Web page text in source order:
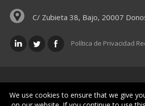
C/ Zubieta 38, Bajo, 20007
Política de Privacidad
Políticas legales
We use cookies to ensure that we give